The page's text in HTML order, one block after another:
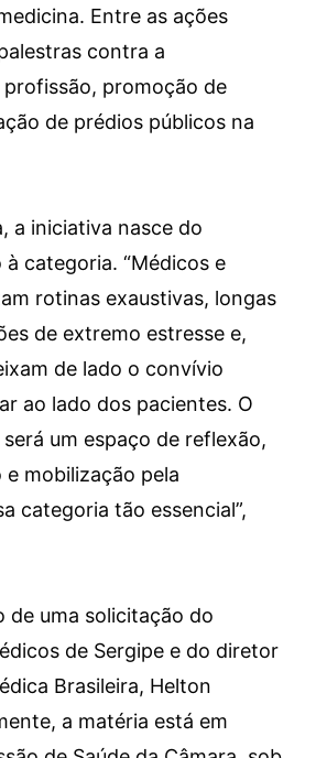
Entre as ações
contra a
promoção de
de prédios públicos na
a iniciativa nasce do
categoria. “Médicos e
rotinas exaustivas, longas
de extremo estresse e,
de lado o convívio
ao lado dos pacientes. O
um espaço de reflexão,
mobilização pela
categoria tão essencial”,
de uma solicitação do
de Sergipe e do diretor
Brasileira, Helton
a matéria está em